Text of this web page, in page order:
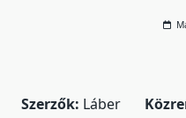
Szerzők: Láber